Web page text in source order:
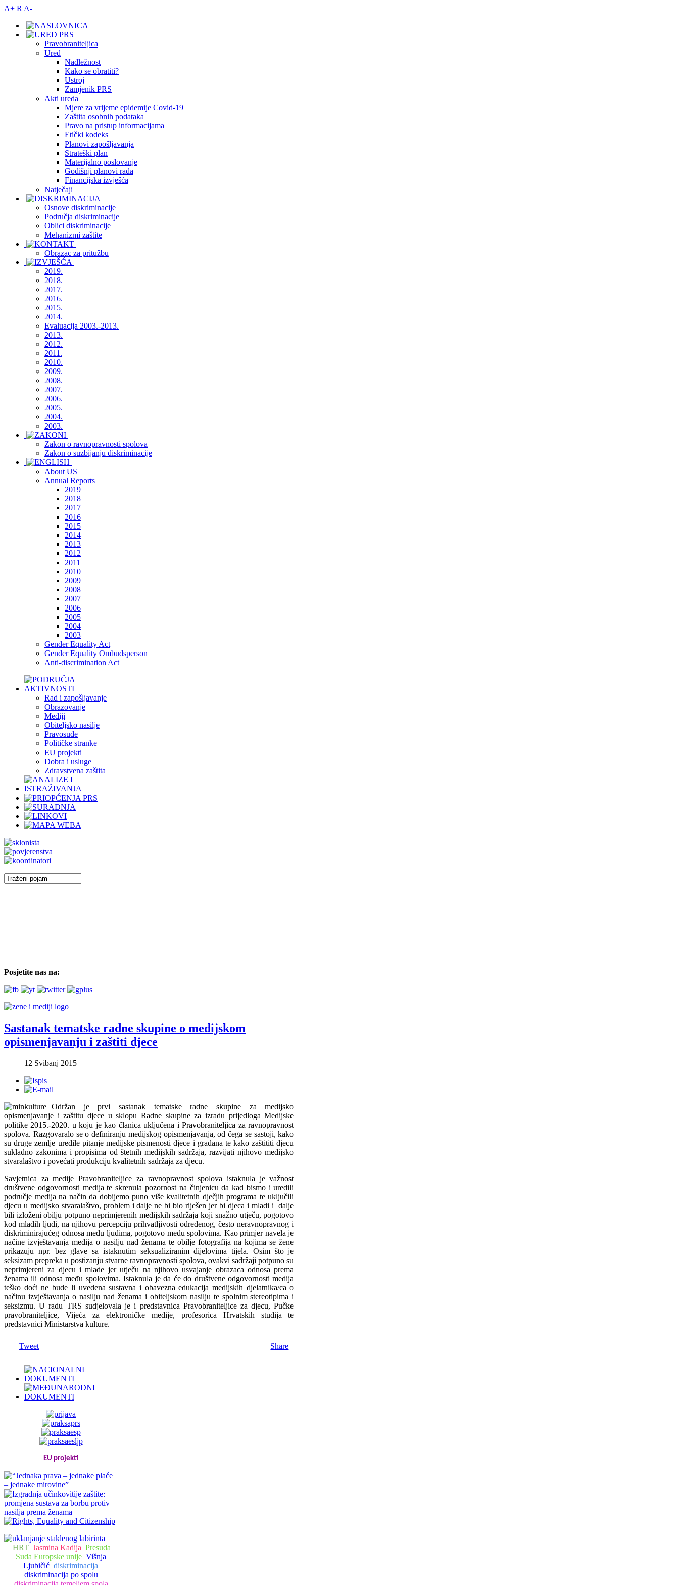
A+ R A-
Pravobraniteljica
Ured
Nadležnost
Kako se obratiti?
Ustroj
Zamjenik PRS
Akti ureda
Mjere za vrijeme epidemije Covid-19
Zaštita osobnih podataka
Pravo na pristup informacijama
Etički kodeks
Planovi zapošljavanja
Strateški plan
Materijalno poslovanje
Godišnji planovi rada
Financijska izvješća
Natječaji
Osnove diskriminacije
Područja diskriminacije
Oblici diskriminacije
Mehanizmi zaštite
Obrazac za pritužbu
2019.
2018.
2017.
2016.
2015.
2014.
Evaluacija 2003.-2013.
2013.
2012.
2011.
2010.
2009.
2008.
2007.
2006.
2005.
2004.
2003.
Zakon o ravnopravnosti spolova
Zakon o suzbijanju diskriminacije
About US
Annual Reports
2019
2018
2017
2016
2015
2014
2013
2012
2011
2010
2009
2008
2007
2006
2005
2004
2003
Gender Equality Act
Gender Equality Ombudsperson
Anti-discrimination Act
Rad i zapošljavanje
Obrazovanje
Mediji
Obiteljsko nasilje
Pravosuđe
Političke stranke
EU projekti
Dobra i usluge
Zdravstvena zaštita
Posjetite nas na:
Sastanak tematske radne skupine o medijskom
opismenjavanju i zaštiti djece
12 Svibanj 2015
Održan je prvi sastanak tematske radne skupine za medijsko
opismenjavanje i zaštitu djece u sklopu Radne skupine za izradu prijedloga Medijske
politike 2015.-2020. u koju je kao članica uključena i Pravobraniteljica za ravnopravnost
spolova. Razgovaralo se o definiranju medijskog opismenjavanja, od čega se sastoji, kako
su druge zemlje uredile pitanje medijske pismenosti djece i građana te kako zaštititi djecu
sukladno zakonima i propisima od štetnih medijskih sadržaja, razvijati njihovo medijsko
stvaralaštvo i povećati produkciju kvalitetnih sadržaja za djecu.
Savjetnica za medije Pravobraniteljice za ravnopravnost spolova istaknula je važnost
društvene odgovornosti medija te skrenula pozornost na činjenicu da kad bismo i uredili
područje medija na način da dobijemo puno više kvalitetnih dječjih programa te uključili
djecu u medijsko stvaralaštvo, problem i dalje ne bi bio riješen jer bi djeca i mladi i dalje
bili izloženi obilju potpuno neprimjerenih medijskih sadržaja koji snažno utječu, pogotovo
kod mladih ljudi, na njihovu percepciju prihvatljivosti određenog, često neravnopravnog i
diskriminirajućeg odnosa među ljudima, pogotovo među spolovima. Kao primjer navela je
načine izvještavanja medija o nasilju nad ženama te obilje fotografija na kojima se žene
prikazuju npr. bez glave sa istaknutim seksualiziranim dijelovima tijela. Osim što je
seksizam prepreka u postizanju stvarne ravnopravnosti spolova, ovakvi sadržaji potpuno su
neprimjereni za djecu i mlade jer utječu na njihovo usvajanje obrazaca odnosa prema
ženama ili odnosa među spolovima. Istaknula je da će do društvene odgovornosti medija
teško doći ne bude li uvedena sustavna i obavezna edukacija medijskih djelatnika/ca o
načinu izvještavanja o nasilju nad ženama i obiteljskom nasilju te spolnim stereotipima i
seksizmu. U radu TRS sudjelovala je i predstavnica Pravobraniteljice za djecu, Pučke
pravobraniteljice, Vijeća za elektroničke medije, profesorica Hrvatskih studija te
predstavnici Ministarstva kulture.
Tweet Share
EU projekti
HRT Jasmina Kadija Presuda
Suda Europske unije Višnja
Ljubičić diskriminacija
diskriminacija po spolu